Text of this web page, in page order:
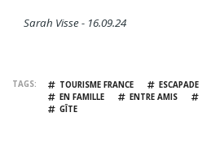
Sarah Visse - 16.09.24
TAGS TOURISME FRANCE ESCAPADE
EN FAMILLE
ENTRE AMIS
GÎTE